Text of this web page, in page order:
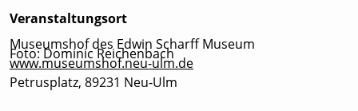
Foto: Dominic Reichenbach
Veranstaltungsort
Museumshof des Edwin Scharff Museum
www.museumshof.neu-ulm.de
Petrusplatz, 89231 Neu-Ulm